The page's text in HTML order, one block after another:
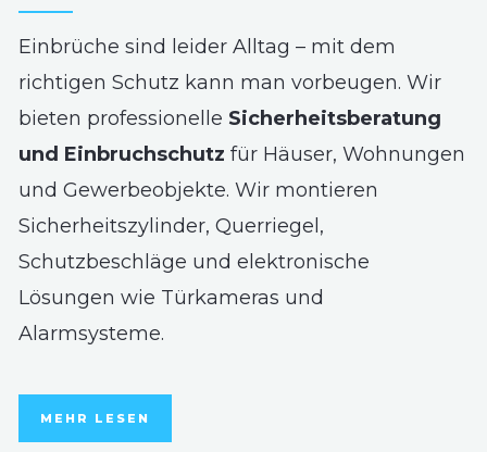
Einbrüche sind leider Alltag – mit dem
richtigen Schutz kann man vorbeugen. Wir
bieten professionelle Sicherheitsberatung
und Einbruchschutz für Häuser, Wohnungen
und Gewerbeobjekte. Wir montieren
Sicherheitszylinder, Querriegel,
Schutzbeschläge und elektronische
Lösungen wie Türkameras und
Alarmsysteme.
MEHR LESEN